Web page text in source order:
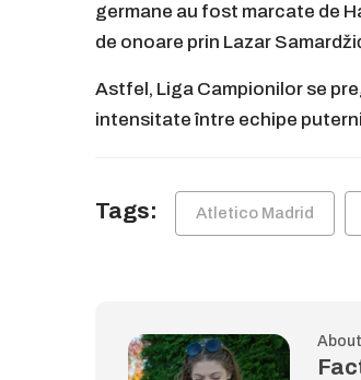
germane au fost marcate de
de onoare prin Lazar
Astfel, Liga Campionilor se
intensitate între echipe
Tags: Atletico Madrid